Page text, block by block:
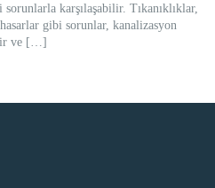
karşılaşabilir. Tıkanıklıklar,
gibi sorunlar, kanalizasyon
ve […]